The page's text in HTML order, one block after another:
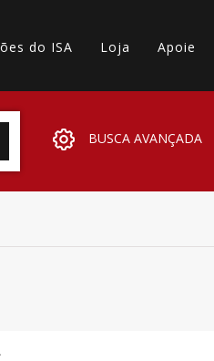
do ISA Loja Apoie
BUSCA AVANÇADA